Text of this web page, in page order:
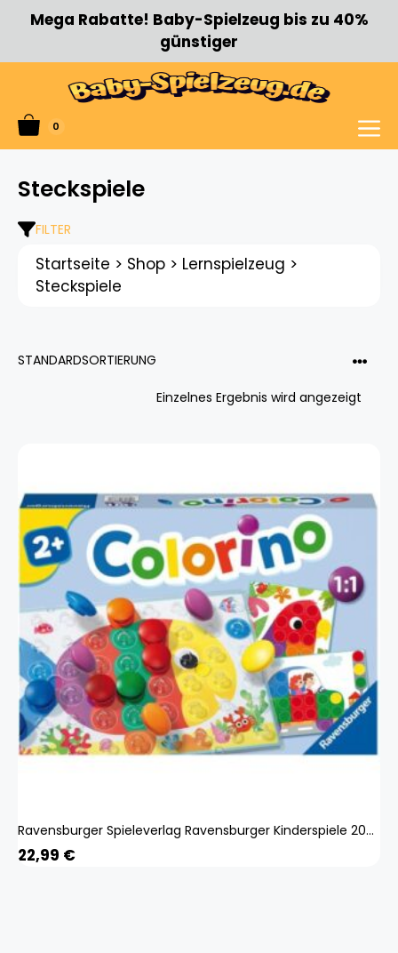
Zum
Inhalt
Mega Rabatte! Baby-Spielzeug bis zu 40%
günstiger
0
Menü
Steckspiele
FILTER
Startseite > Shop > Lernspielzeug >
Steckspiele
Einzelnes Ergebnis wird angezeigt
Ravensburger Spieleverlag Ravensburger Kinderspiele 20832 - Colorino - Kinderspiel Zum Farbenlernen Mosaik Steckspiel Spielzeug Ab 2 Jahre
22,99 €